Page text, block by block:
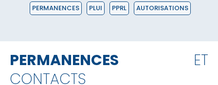
PERMANENCES PLUI PPRL AUTORISATIONS
PERMANENCES ET
CONTACTS